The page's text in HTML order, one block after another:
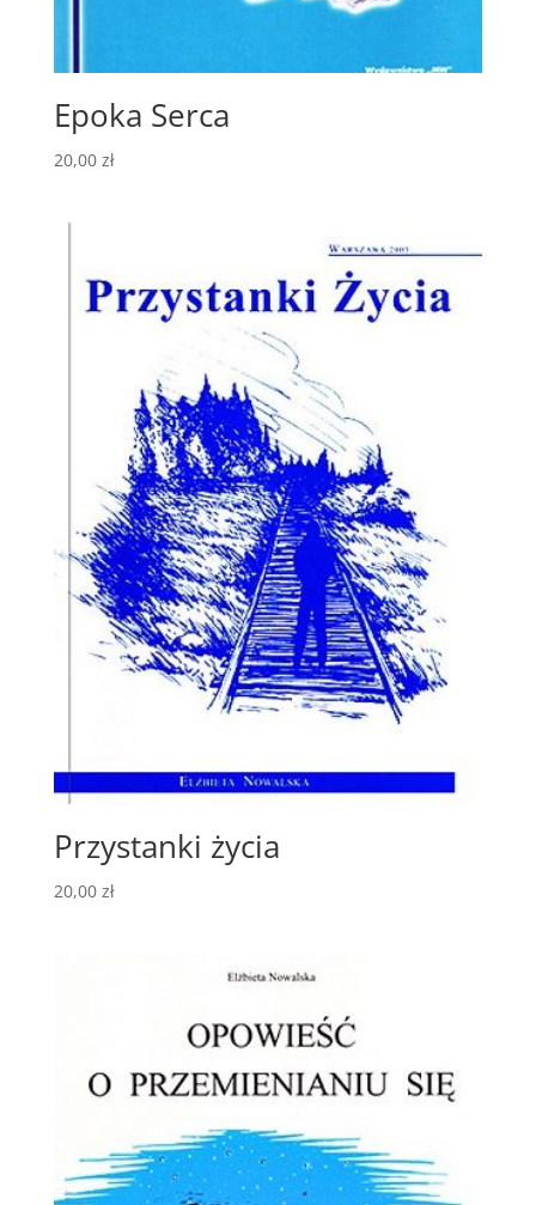
Epoka Serca
20,00 zł
Przystanki życia
20,00 zł